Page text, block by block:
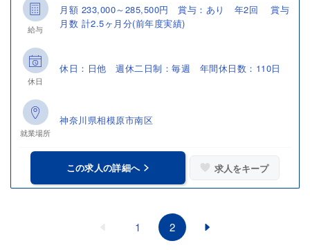
給与
月額 233,000～285,500円 賞与：あり 年2回 賞与
月数 計2.5ヶ月分(前年度実績)
休日
休日：日他 週休二日制：毎週 年間休日数：110日
就業場所
神奈川県相模原市南区
この求人の詳細へ 求人をキープ
1 2